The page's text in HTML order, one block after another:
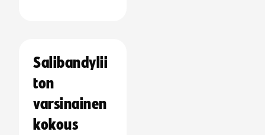
Salibandylii
ton
varsinainen
kokous